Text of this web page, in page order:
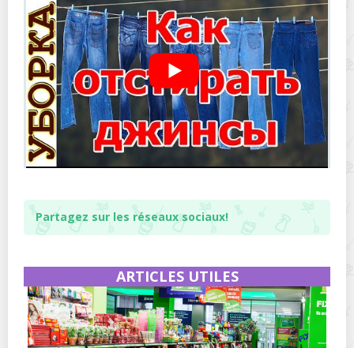
Partagez sur les réseaux sociaux!
ARTICLES UTILES